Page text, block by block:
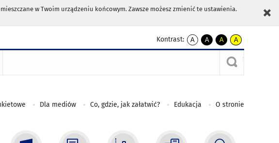
w Twoim urządzeniu końcowym. Zawsze możesz zmienić te ustawienia.
Kontrast:
A
kontrast
A
kontrast
czarnym
A
kontrast
żółty
tekst
czarnym
A
kontrast
czarny
tekst
żółtym
Dla mediów Co, gdzie, jak załatwić? Edukacja O stronie